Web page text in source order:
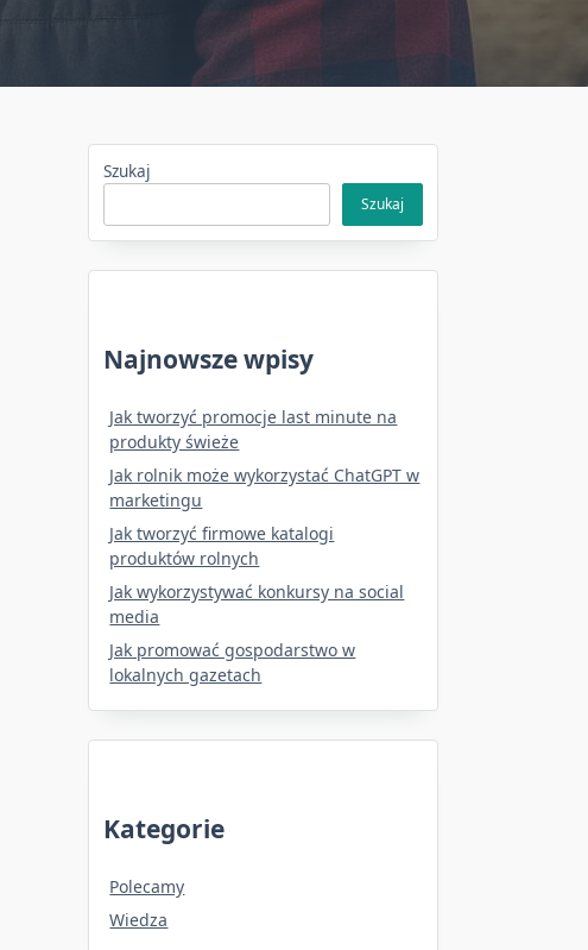
Szukaj
Szukaj
Najnowsze wpisy
Jak tworzyć promocje last minute na
produkty świeże
Jak rolnik może wykorzystać ChatGPT w
marketingu
Jak tworzyć firmowe katalogi
produktów rolnych
Jak wykorzystywać konkursy na social
media
Jak promować gospodarstwo w
lokalnych gazetach
Kategorie
Polecamy
Wiedza